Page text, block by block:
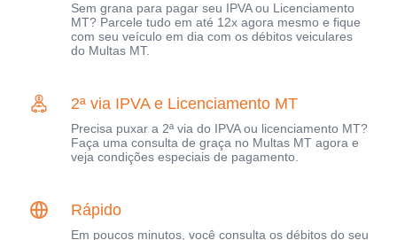
Sem grana para pagar seu IPVA ou Licenciamento
MT? Parcele tudo em até 12x agora mesmo e fique
com seu veículo em dia com os débitos veiculares
do Multas MT.
2ª via IPVA e Licenciamento MT
Precisa puxar a 2ª via do IPVA ou licenciamento MT?
Faça uma consulta de graça no Multas MT agora e
veja condições especiais de pagamento.
Rápido
Em poucos minutos, você consulta os débitos do seu